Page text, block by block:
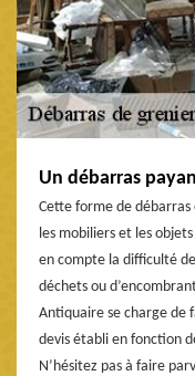
Un débarras
Cette forme de débarras
les mobiliers et les
en compte la difficulté
déchets ou
Antiquaire se charge de
devis établi en fonction
N’hésitez pas à faire